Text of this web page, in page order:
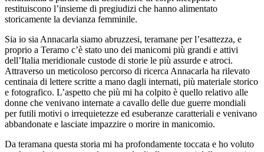
restituiscono l’insieme di pregiudizi che hanno alimentato
storicamente la devianza femminile.
Sia io sia Annacarla siamo abruzzesi, teramane per l’esattezza, e
proprio a Teramo c’è stato uno dei manicomi più grandi e attivi
dell’Italia meridionale custode di storie le più assurde e atroci.
Attraverso un meticoloso percorso di ricerca Annacarla ha rilevato
centinaia di lettere scritte a mano dagli internati, più materiale storico
e fotografico. L’aspetto che più mi ha colpito è quello relativo alle
donne che venivano internate a cavallo delle due guerre mondiali
per futili motivi o irrequietezze ed esuberanze caratteriali e venivano
abbandonate e lasciate impazzire o morire in manicomio.
Da teramana questa storia mi ha profondamente toccata e ho voluto